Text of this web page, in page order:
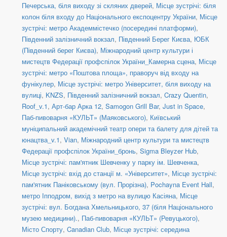
Печерська, біля виходу зі скляних дверей, Місце зустрічі: біля
колон біля входу до Національного експоцентру України, Місце
зустрічі: метро Академмістечко (посередині платформи),
Південний залізничний вокзал, Південний Берег Києва, ЮБК
(Південний берег Києва), Міжнародний центр культури і
мистецтв Федерації профспілок України_Камерна сцена, Місце
зустрічі: метро «Поштова площа», праворуч від входу на
фунікулер, Місце зустрічі: метро Університет, біля виходу на
вулиці, KNZS, Південний залізничний вокзал, Crazy Quentin,
Roof_v.1, Арт-бар Арка 12, Samogon Grill Bar, Just in Space,
Паб-пивоварня «КУЛЬТ» (Маяковського), Київський
муніципальний академічний театр опери та балету для дітей та
юнацтва_v.1, Vian, Міжнародний центр культури та мистецтв
Федерації профспілок України_бронь, Sigma Bleyzer Hub,
Місце зустрічі: пам'ятник Шевченку у парку ім. Шевченка,
Місце зустрічі: вхід до станції м. «Університет», Місце зустрічі:
пам'ятник Паніковському (вул. Прорізна), Pochayna Event Hall,
метро Іпподром, вихід з метро на вулицю Касіяна, Місце
зустрічі: вул. Богдана Хмельницького, 37 (біля Національного
музею медицини)., Паб-пивоварня «КУЛЬТ» (Ревуцького),
Місто Спорту, Canadian Club, Місце зустрічі: середина